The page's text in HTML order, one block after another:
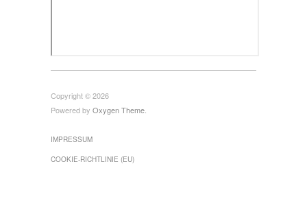
Copyright © 2026
Powered by Oxygen Theme
IMPRESSUM
COOKIE-RICHTLINIE (EU)